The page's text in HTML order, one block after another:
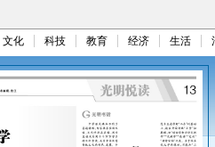
文化 科技 教育 经济 生活